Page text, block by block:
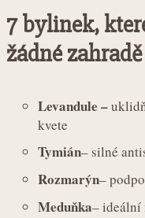
7 bylinek,
žádné zahradě
Levandule –
kvete
Tymián– silné
Rozmarýn–
Meduňka– ideální